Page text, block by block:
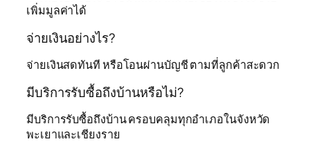
เพิ่มมูลค่าได้
จ่ายเงินอย่างไร?
จ่ายเงินสดทันที หรือโอนผ่านบัญชี ตามที่ลูกค้าสะดวก
มีบริการรับซื้อถึงบ้านหรือไม่?
มีบริการรับซื้อถึงบ้าน ครอบคลุมทุกอำเภอในจังหวัด
พะเยาและเชียงราย